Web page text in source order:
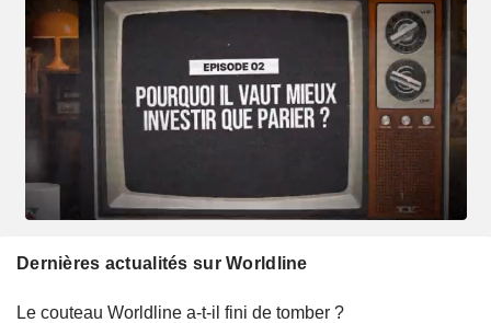
Dernières actualités sur Worldline
Le couteau Worldline a-t-il fini de tomber ?